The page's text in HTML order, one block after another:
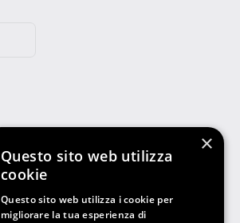
×
Questo sito web utilizza
cookie
Questo sito web utilizza i cookie per
migliorare la tua esperienza di